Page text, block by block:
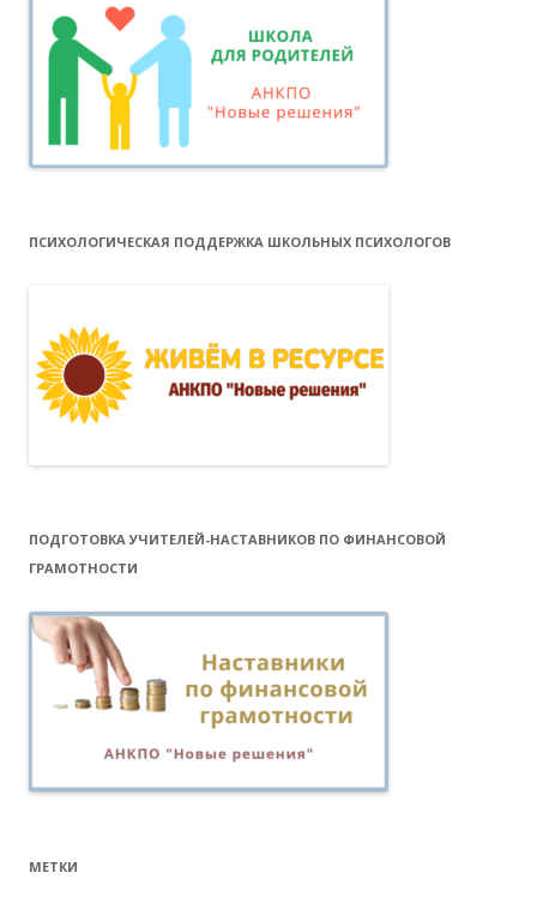
ПСИХОЛОГИЧЕСКАЯ ПОДДЕРЖКА ШКОЛЬНЫХ ПСИХОЛОГОВ
ПОДГОТОВКА УЧИТЕЛЕЙ-НАСТАВНИКОВ ПО ФИНАНСОВОЙ
ГРАМОТНОСТИ
МЕТКИ